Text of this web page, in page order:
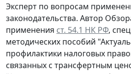
Эксперт по вопросам
законодательства. Автор
применения ст. 54.1 НК РФ,
методических пособий
профилактики налоговых
связанных с трансфертным